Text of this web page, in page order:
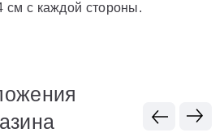
см с каждой стороны.